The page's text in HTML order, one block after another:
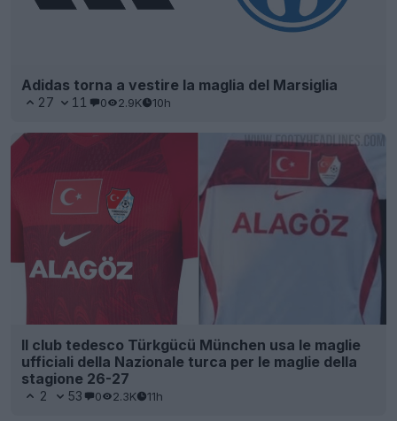
Adidas torna a vestire la maglia del Marsiglia
27 11 0 2.9K 10h
Il club tedesco Türkgücü München usa le maglie
ufficiali della Nazionale turca per le maglie della
stagione 26-27
2 53 0 2.3K 11h